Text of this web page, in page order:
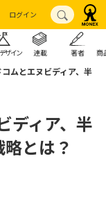
ログイン
ザイン 連載 著者 商
ムとエヌビディア、半
ディア、半
とは？